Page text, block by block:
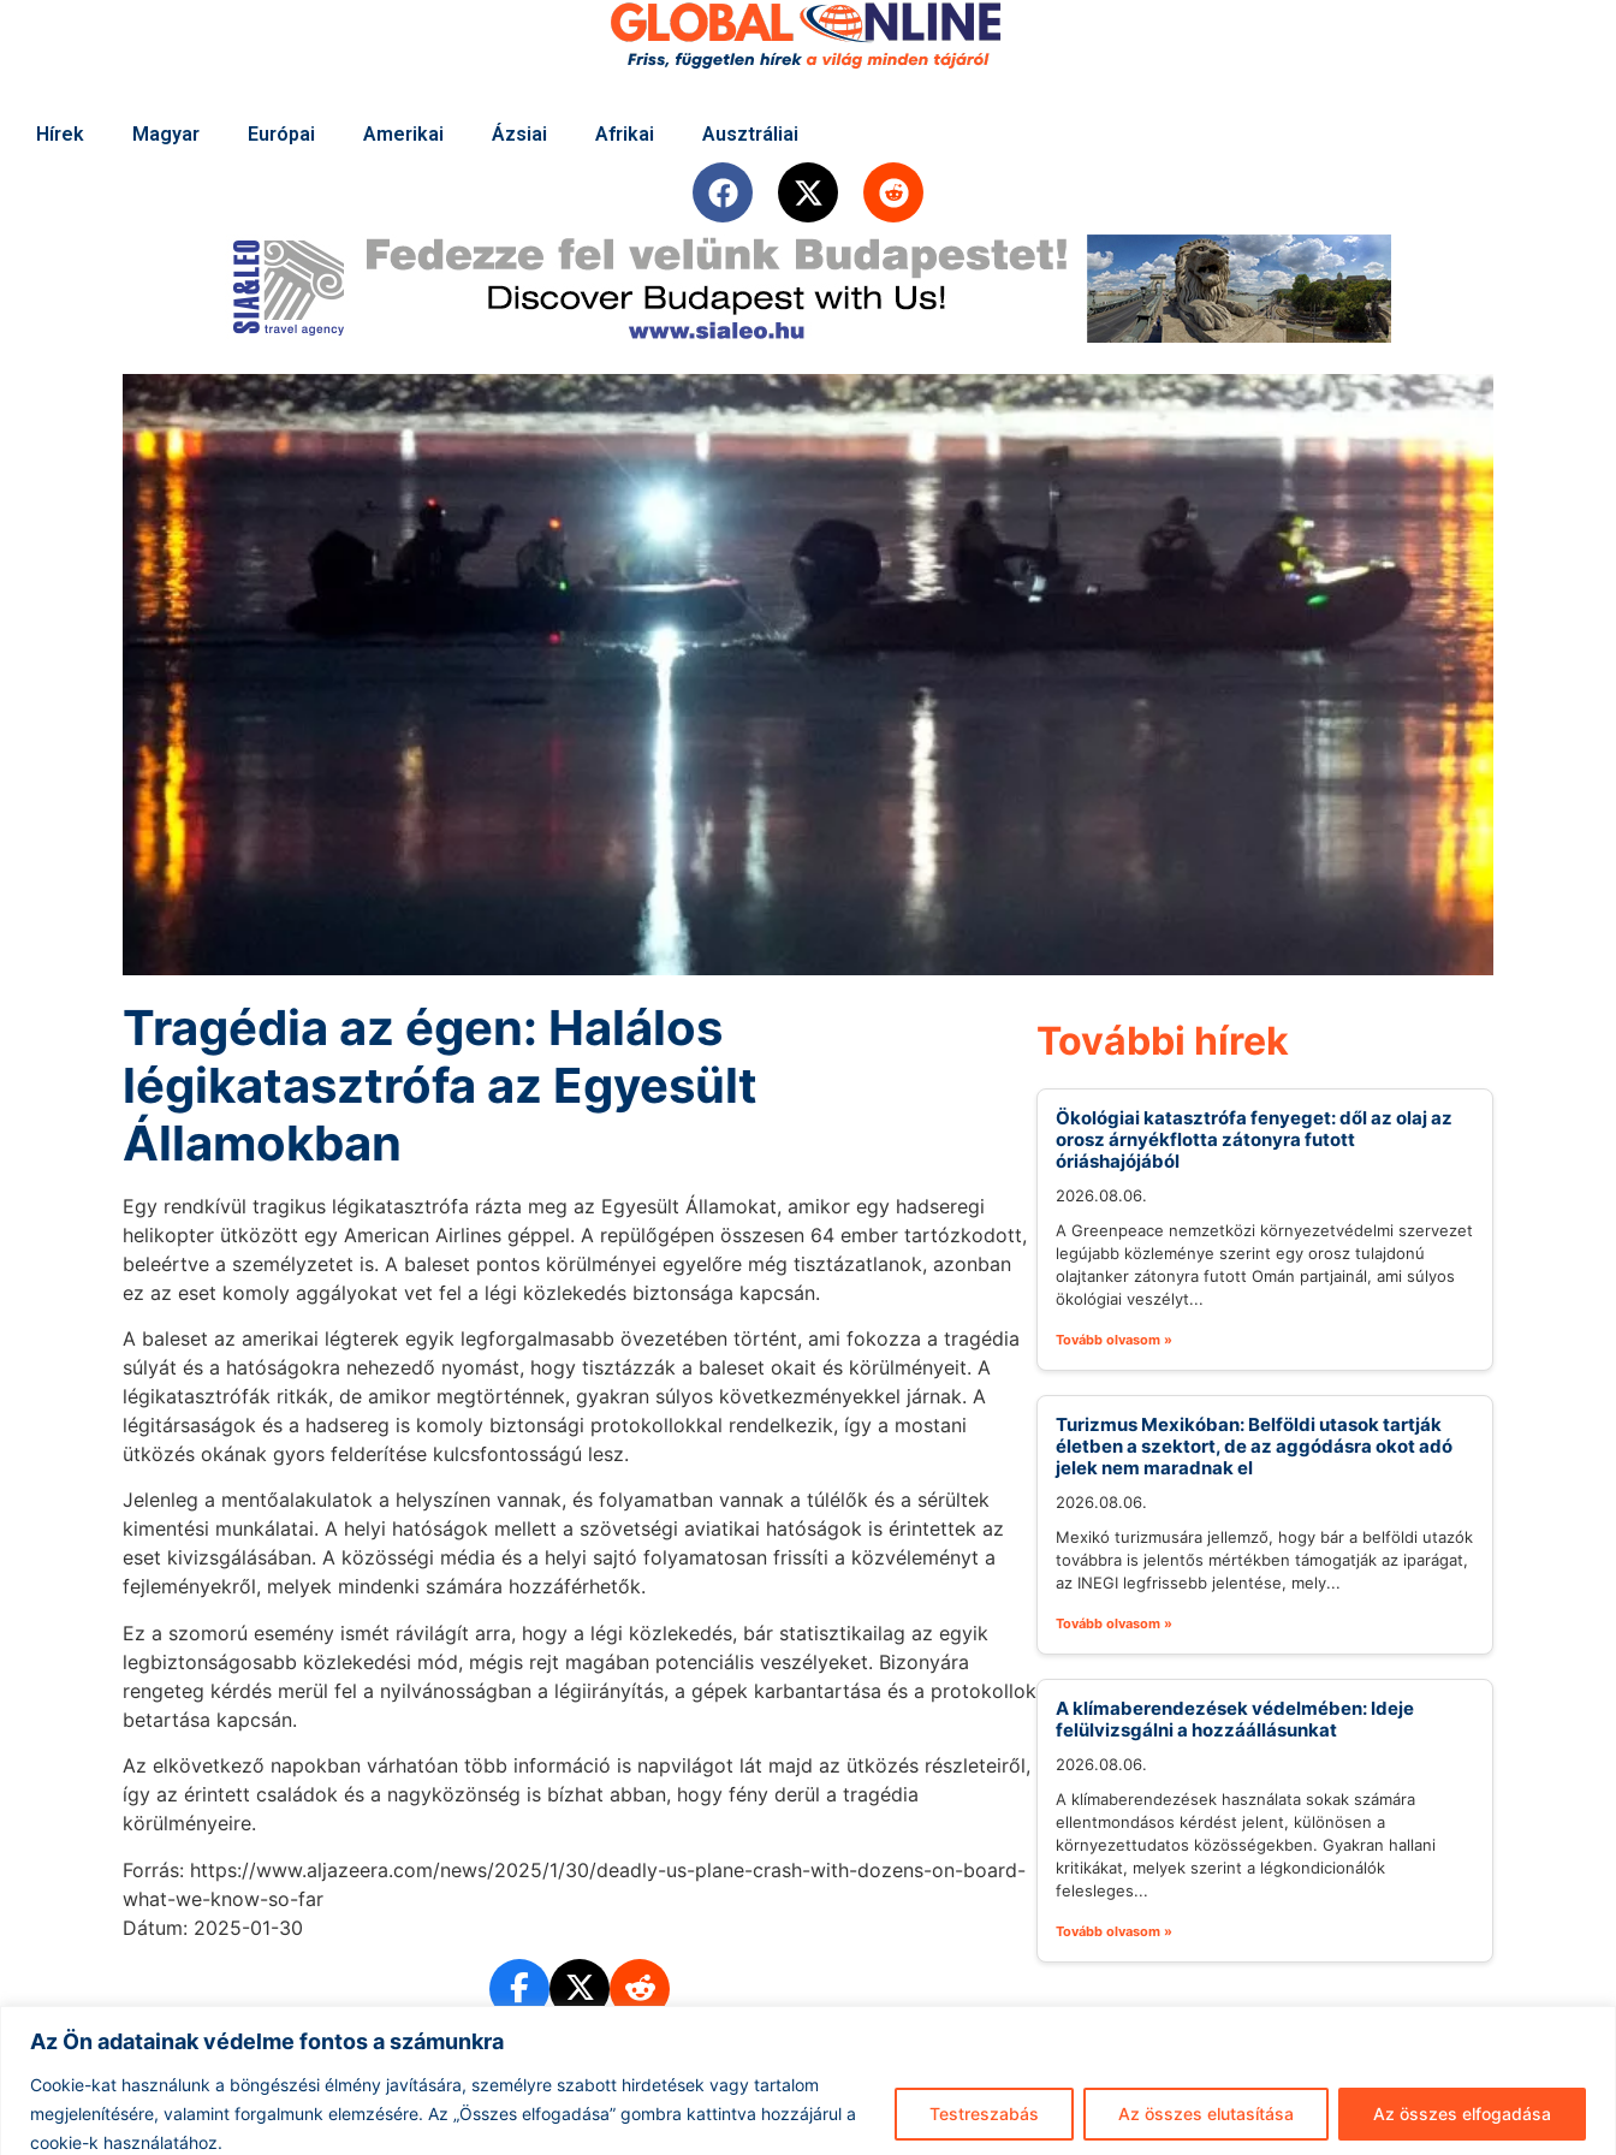
Az Ön adatainak védelme fontos a számunkra
Cookie-kat használunk a böngészési élmény javítására, személyre szabott hirdetések vagy tartalom
megjelenítésére, valamint forgalmunk elemzésére. Az „Összes elfogadása” gombra kattintva hozzájárul a
cookie-k használatához.
Testreszabás Az összes elutasítása Az összes elfogadása
Hírek Magyar Európai Amerikai Ázsiai Afrikai Ausztráliai
Tragédia az égen: Halálos
légikatasztrófa az Egyesült
Államokban
Egy rendkívül tragikus légikatasztrófa rázta meg az Egyesült Államokat, amikor egy hadseregi
helikopter ütközött egy American Airlines géppel. A repülőgépen összesen 64 ember tartózkodott,
beleértve a személyzetet is. A baleset pontos körülményei egyelőre még tisztázatlanok, azonban
ez az eset komoly aggályokat vet fel a légi közlekedés biztonsága kapcsán.
A baleset az amerikai légterek egyik legforgalmasabb övezetében történt, ami fokozza a tragédia
súlyát és a hatóságokra nehezedő nyomást, hogy tisztázzák a baleset okait és körülményeit. A
légikatasztrófák ritkák, de amikor megtörténnek, gyakran súlyos következményekkel járnak. A
légitársaságok és a hadsereg is komoly biztonsági protokollokkal rendelkezik, így a mostani
ütközés okának gyors felderítése kulcsfontosságú lesz.
Jelenleg a mentőalakulatok a helyszínen vannak, és folyamatban vannak a túlélők és a sérültek
kimentési munkálatai. A helyi hatóságok mellett a szövetségi aviatikai hatóságok is érintettek az
eset kivizsgálásában. A közösségi média és a helyi sajtó folyamatosan frissíti a közvéleményt a
fejleményekről, melyek mindenki számára hozzáférhetők.
Ez a szomorú esemény ismét rávilágít arra, hogy a légi közlekedés, bár statisztikailag az egyik
legbiztonságosabb közlekedési mód, mégis rejt magában potenciális veszélyeket. Bizonyára
rengeteg kérdés merül fel a nyilvánosságban a légiirányítás, a gépek karbantartása és a protokollok
betartása kapcsán.
Az elkövetkező napokban várhatóan több információ is napvilágot lát majd az ütközés részleteiről,
így az érintett családok és a nagyközönség is bízhat abban, hogy fény derül a tragédia
körülményeire.
Forrás: https://www.aljazeera.com/news/2025/1/30/deadly-us-plane-crash-with-dozens-on-board-
what-we-know-so-far
Dátum: 2025-01-30
További hírek
Ökológiai katasztrófa fenyeget: dől az olaj az
orosz árnyékflotta zátonyra futott
óriáshajójából
2026.08.06.
A Greenpeace nemzetközi környezetvédelmi szervezet
legújabb közleménye szerint egy orosz tulajdonú
olajtanker zátonyra futott Omán partjainál, ami súlyos
ökológiai veszélyt...
Tovább olvasom »
Turizmus Mexikóban: Belföldi utasok tartják
életben a szektort, de az aggódásra okot adó
jelek nem maradnak el
2026.08.06.
Mexikó turizmusára jellemző, hogy bár a belföldi utazók
továbbra is jelentős mértékben támogatják az iparágat,
az INEGI legfrissebb jelentése, mely...
Tovább olvasom »
A klímaberendezések védelmében: Ideje
felülvizsgálni a hozzáállásunkat
2026.08.06.
A klímaberendezések használata sokak számára
ellentmondásos kérdést jelent, különösen a
környezettudatos közösségekben. Gyakran hallani
kritikákat, melyek szerint a légkondicionálók
felesleges...
Tovább olvasom »
Hírarchívum Impresszum ÁSZF Adatkezelés